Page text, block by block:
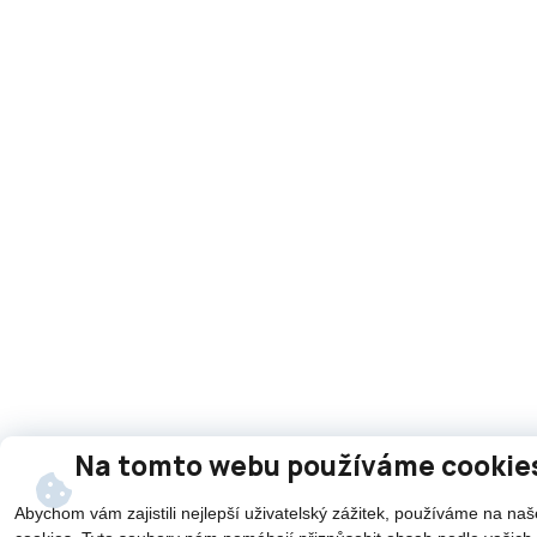
Na tomto webu používáme
Abychom vám zajistili nejlepší uživatelský zážitek, používáme na